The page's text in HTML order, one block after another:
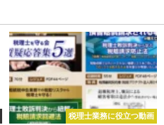
税理士業務に役立つ動画